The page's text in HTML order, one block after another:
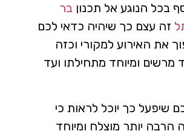
בכל הנוגע אל תכנון בר
זה עצם כך שיהיה כדאי לכם
את האירוע למקורי וכזה
מרשים ומיוחד מתחילתו ועד
שיפעל כך יוכל לראות כי
הרבה יותר מוצלח ומיוחד